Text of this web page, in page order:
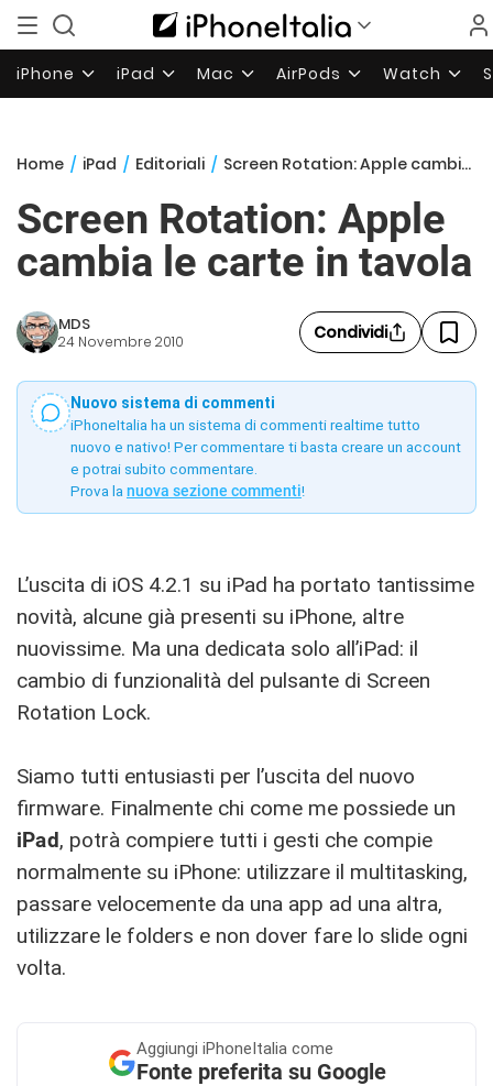
iPhone iPad Mac AirPods Watch
Home / iPad / Editoriali / Screen Rotation: Apple cambia le carte in tavola
Screen Rotation: Apple
cambia le carte in tavola
MDS
24 Novembre 2010 Condividi
Nuovo sistema di commenti
iPhoneItalia ha un sistema di commenti realtime tutto
nuovo e nativo! Per commentare ti basta creare un account
e potrai subito commentare.
Prova la nuova sezione commenti!
L’uscita di iOS 4.2.1 su iPad ha portato tantissime
novità, alcune già presenti su iPhone, altre
nuovissime. Ma una dedicata solo all’iPad: il
cambio di funzionalità del pulsante di Screen
Rotation Lock.
Siamo tutti entusiasti per l’uscita del nuovo
firmware. Finalmente chi come me possiede un
iPad, potrà compiere tutti i gesti che compie
normalmente su iPhone: utilizzare il multitasking,
passare velocemente da una app ad una altra,
utilizzare le folders e non dover fare lo slide ogni
volta.
Aggiungi iPhoneItalia come
Fonte preferita su Google